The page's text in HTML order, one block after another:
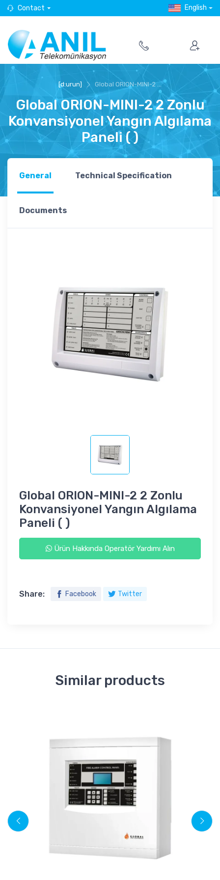
Contact English
[d:urun] Global ORION-MINI-2 ...
Global ORION-MINI-2 2 Zonlu
Konvansiyonel Yangın Algılama
Paneli ( )
General Technical Specification
Documents
Global ORION-MINI-2 2 Zonlu
Konvansiyonel Yangın Algılama
Paneli ( )
Ürün Hakkında Operatör Yardımı Alın
Share: Facebook Twitter
Similar products